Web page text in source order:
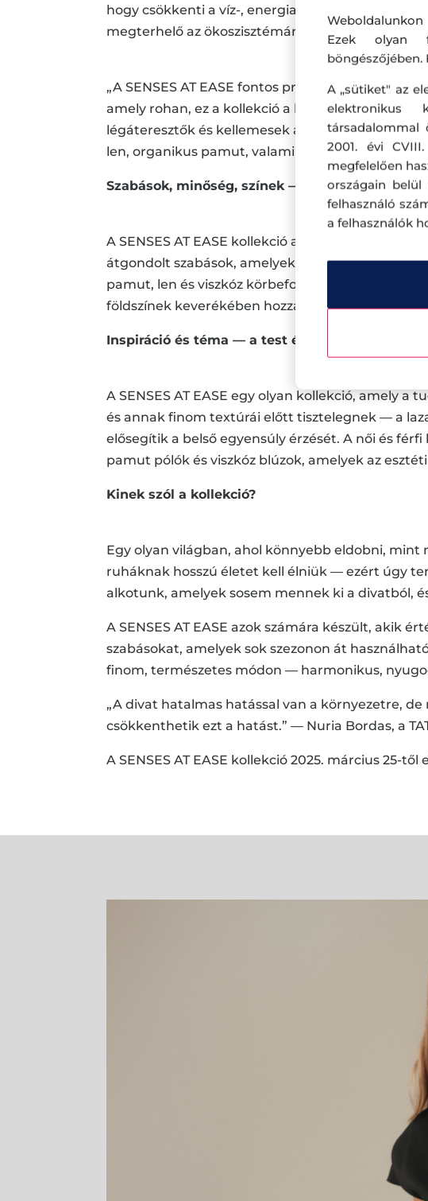
hogy csökkenti a víz-, energia- és
megterhelő az ökoszisztémára.
„A SENSES AT EASE fontos projekt, mert
amely rohan, ez a kollekció a békét, harmóniát
légáteresztők és kellemesek a tapintásra,
len, organikus pamut, valamint a Lenzing által
Szabások, minőség, színek — divat
A SENSES AT EASE kollekció a finom elegancia
átgondolt szabások, amelyek szabadságot
pamut, len és viszkóz körbefogják a testet,
földszínek keverékében hozzák el a nyugalmat
Inspiráció és téma — a test és lélek harmóniája
A SENSES AT EASE egy olyan kollekció, amely
és annak finom textúrái előtt tisztelegnek — a
elősegítik a belső egyensúly érzését. A női és
pamut pólók és viszkóz blúzok, amelyek az
Kinek szól a kollekció?
Egy olyan világban, ahol könnyebb eldobni, mint
ruháknak hosszú életet kell élniük — ezért úgy
alkotunk, amelyek sosem mennek ki a divatból,
A SENSES AT EASE azok számára készült, akik
szabásokat, amelyek sok szezonon át
finom, természetes módon — harmonikus,
„A divat hatalmas hatással van a környezetre,
csökkenthetik ezt a hatást.” — Nuria Bordas, a
A SENSES AT EASE kollekció 2025. március 25-
Ezek olyan
böngészőjében.
A „sütiket" az
elektronikus
társadalommal
2001. évi
megfelelően
országain belül
felhasználó
a felhasználók